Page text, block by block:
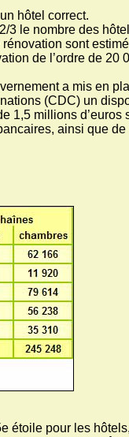
hôtel correct.
3 le nombre des
sont
de l’ordre de 20
a mis en
(CDC) un
1,5 millions d’euros
ainsi que de
étoile pour les